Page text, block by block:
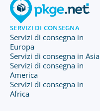
SERVIZI DI CONSEGNA
Servizi di consegna in
Europa
Servizi di consegna in Asia
Servizi di consegna in
America
Servizi di consegna in
Africa